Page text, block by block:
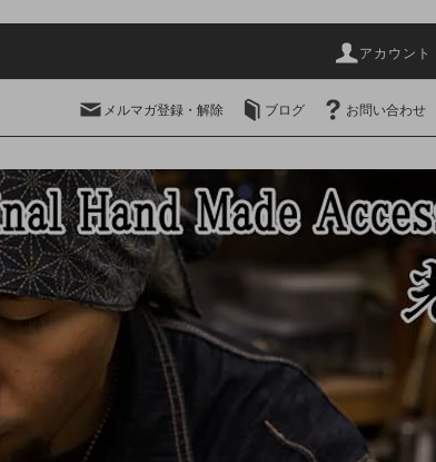
アカウント
メルマガ登録・解除 ブログ お問い合わせ